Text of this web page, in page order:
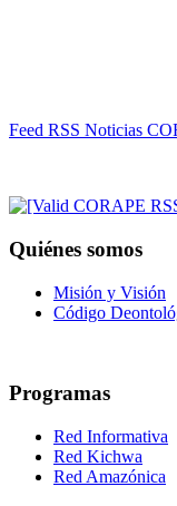
Feed RSS Noticias
Quiénes somos
Misión y Visión
Código
Programas
Red Informativa
Red Kichwa
Red Amazónica